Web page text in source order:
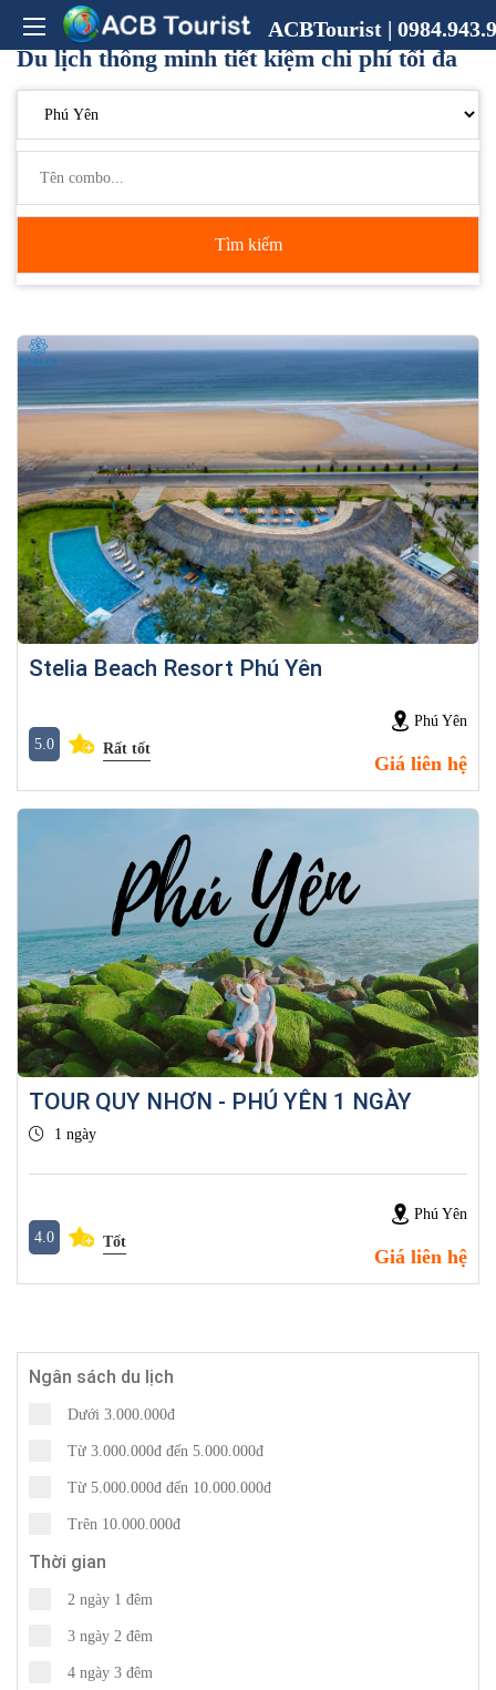
ACBTourist |
Du lịch thông minh tiết kiệm chi phí tối đa
Tìm kiếm
Ngân sách du lịch
Dưới 3.000.000đ
Từ 3.000.000đ đến 5.000.000đ
Từ 5.000.000đ đến 10.000.000đ
Trên 10.000.000đ
Thời gian
2 ngày 1 đêm
3 ngày 2 đêm
4 ngày 3 đêm
Stelia Beach Resort Phú Yên
5.0 Rất tốt
Phú Yên
Giá liên hệ
TOUR QUY NHƠN - PHÚ YÊN 1 NGÀY
1 ngày
4.0 Tốt
Phú Yên
Giá liên hệ